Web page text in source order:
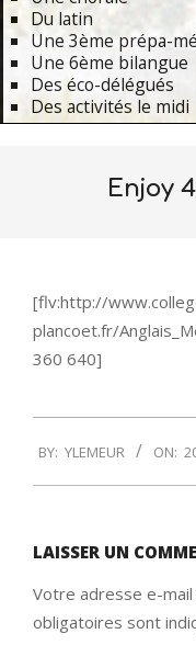
Du latin
Une 3ème prépa-
Une 6ème bilangue
Des éco-délégués
Des activités le midi
Enjoy
[flv:http://
plancoet.fr/
360 640]
09-
20
BY: YLEMEUR ON:
LAISSER UN
Votre adresse e-
obligatoires sont